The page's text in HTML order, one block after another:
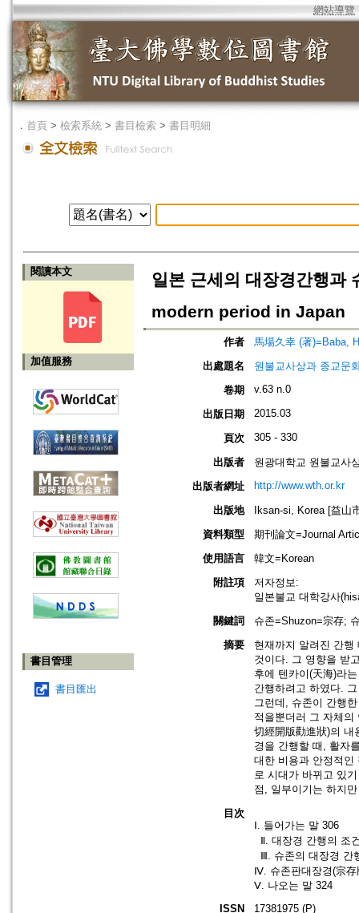
網站導覽
． 首頁 > 檢索系統 > 書目檢索 > 書目明細
閱讀本文
加值服務
書目管理
書目匯出
일본 근세의 대장경간행
modern period in Japan
作者
馬場久幸 (著)=Baba,
出處題名
원불교사상과 종교문
卷期
v.63 n.0
出版日期 2015.03
頁次 305 - 330
出版者
원광대학교 원불교사
出版者網址
http://www.wth.or.kr
出版地
Iksan-si, Korea [益山
資料類型
期刊論文=Journal
使用語言
韓文=Korean
附註項
저자정보:
일본불교 대학강사
關鍵詞
슈존=Shuzon=宗存;
摘要
현재까지 알려진 간행
것이다. 그 영향을 받
후에 텐카이(天海)라
간행하려고 하였다.
그런데, 슈존이 간행
적을뿐더러 그 자체
切經開版勸進狀)의 내
경을 간행할 때, 활자
대한 비용과 안정적인
로 시대가 바뀌고 있
점, 일부이기는 하지
目次
Ⅰ. 들어가는 말 306
Ⅱ. 대장경 간행의 조
Ⅲ. 슈존의 대장경
Ⅳ. 슈존판대장경(宗
Ⅴ. 나오는 말 324
ISSN
17381975 (P)